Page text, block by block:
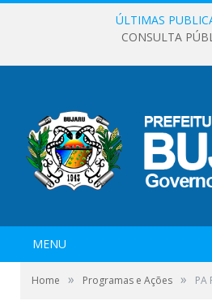
ÚLTIMAS
CONSULTA
MENU
Home » Programas e Ações » PA